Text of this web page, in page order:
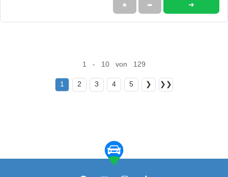
★ ➦ ➜
1 - 10 von 129
1 2 3 4 5 ❯ ❯❯